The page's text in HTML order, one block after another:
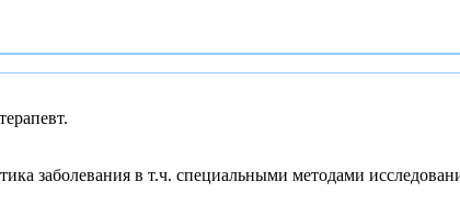
заболевания в т.ч. специальными методами